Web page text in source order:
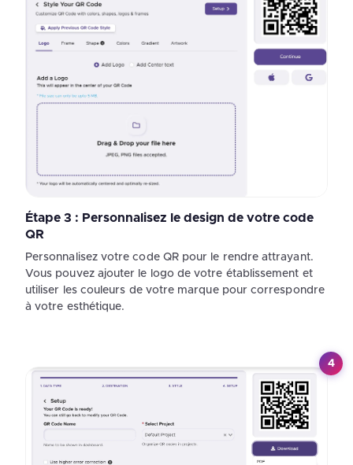
Étape 3 : Personnalisez le design de votre code
QR
Personnalisez votre code QR pour le rendre attrayant.
Vous pouvez ajouter le logo de votre établissement et
utiliser les couleurs de votre marque pour correspondre
à votre esthétique.
4